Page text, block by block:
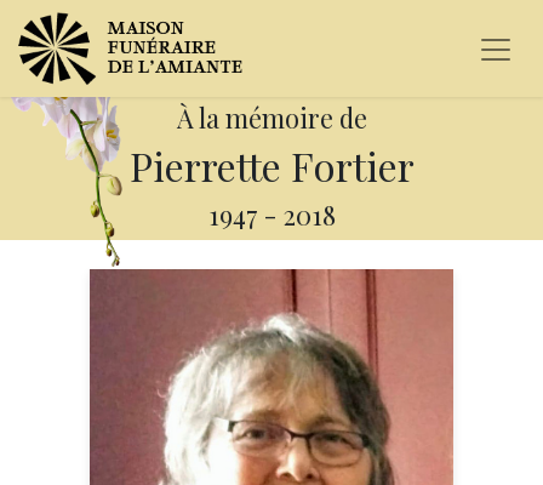
À la mémoire de
Pierrette Fortier
1947 - 2018